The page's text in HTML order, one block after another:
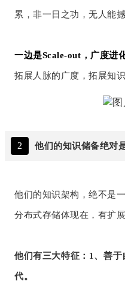
累，非一日之功，无人能撼
一边是Scale-out，广度进
拓展人脉的广度，拓展知
2 他们的知识储备绝对
他们的知识架构，绝不是
分布式存储体现在，有扩
他们有三大特征：1、善
代。